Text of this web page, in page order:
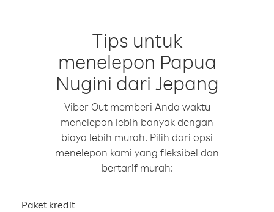
Tips untuk
menelepon Papua
Nugini dari Jepang
Viber Out memberi Anda waktu
menelepon lebih banyak dengan
biaya lebih murah. Pilih dari opsi
menelepon kami yang fleksibel dan
bertarif murah:
Paket kredit